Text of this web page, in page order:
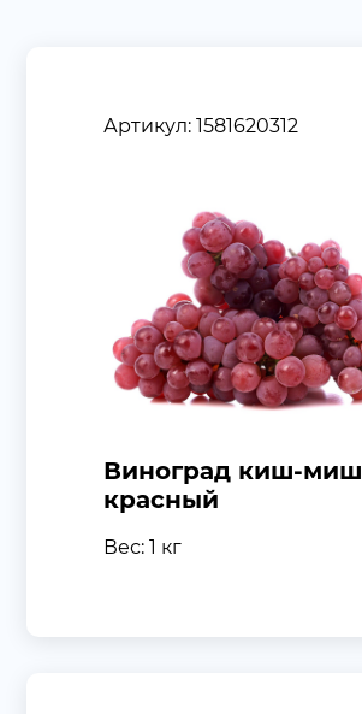
Артикул: 1581620312
Виноград киш-миш
красный
Вес: 1 кг